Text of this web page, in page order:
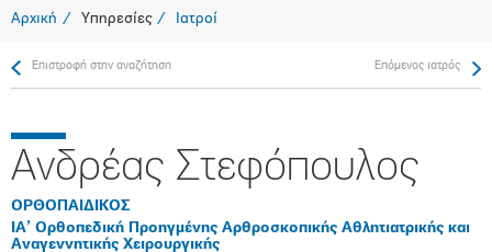
Αρχική Υπηρεσίες Ιατροί
Επιστροφή στην αναζήτηση Επόμενος ιατρός
Ανδρέας Στεφόπουλος
ΟΡΘΟΠAIΔΙΚΟΣ
ΙΑ’ Ορθοπεδική Προηγμένης Αρθροσκοπικής Αθλητιατρικής και
Αναγεννητικής Χειρουργικής